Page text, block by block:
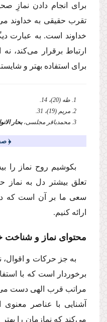
براى انجام دادن نمازِ
تقرب حقیقى به خداوند
خداوند است. به عبارت
ارتباط برقرار مى‌كند،
براى استفاده بهتر و
1. طه (20)، 14.
2. مریم (19)، 31.
3. محمدباقر مجلسى،
بحار
﴿
بكوشیم روح نماز را
تعلق بیشتر دل به
سعى ما بر آن است كه
ارائه كنیم.
محتواى نماز و شناخت
به جز حركات و اقوال،
برخوردار است كه با
مراتب قرب الهى دست
آشنایى با عناصر
مى‌كند كه نمازمان را